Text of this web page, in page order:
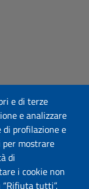
e di terze
e analizzare
profilazione e
mostrare
di
i cookie non
tutti”.